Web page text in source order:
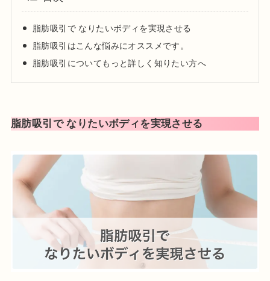
脂肪吸引で なりたいボディを実現させる
脂肪吸引はこんな悩みにオススメです。
脂肪吸引についてもっと詳しく知りたい方へ
脂肪吸引で なりたいボディを実現させる